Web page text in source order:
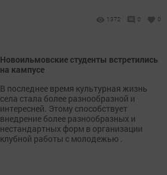
1372 0 0
Новоильмовские студенты встретились
на кампусе
В последнее время культурная жизнь
села стала более разнообразной и
интересней. Этому способствует
внедрение более разнообразных и
нестандартных форм в организации
клубной работы с молодежью .